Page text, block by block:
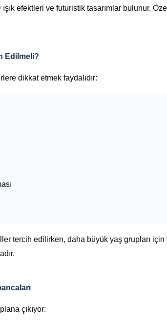
efektleri ve futuristik tasarımlar bulunur.
Edilmeli?
dikkat etmek faydalıdır:
tercih edilirken, daha büyük yaş grupları
çıkıyor: